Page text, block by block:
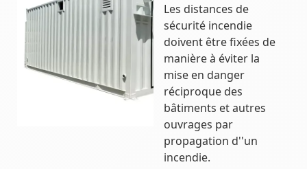
Les distances de
sécurité incendie
doivent être fixées de
manière à éviter la
mise en danger
réciproque des
bâtiments et autres
ouvrages par
propagation d''un
incendie.